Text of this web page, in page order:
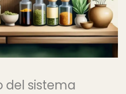
del sistema